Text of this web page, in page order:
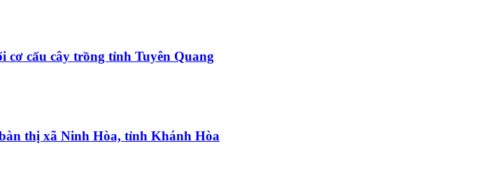
cơ cấu cây trồng tỉnh Tuyên Quang
thị xã Ninh Hòa, tỉnh Khánh Hòa